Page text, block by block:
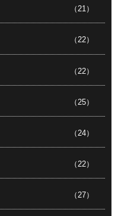
（21）
（22）
（22）
（25）
（24）
（22）
（27）